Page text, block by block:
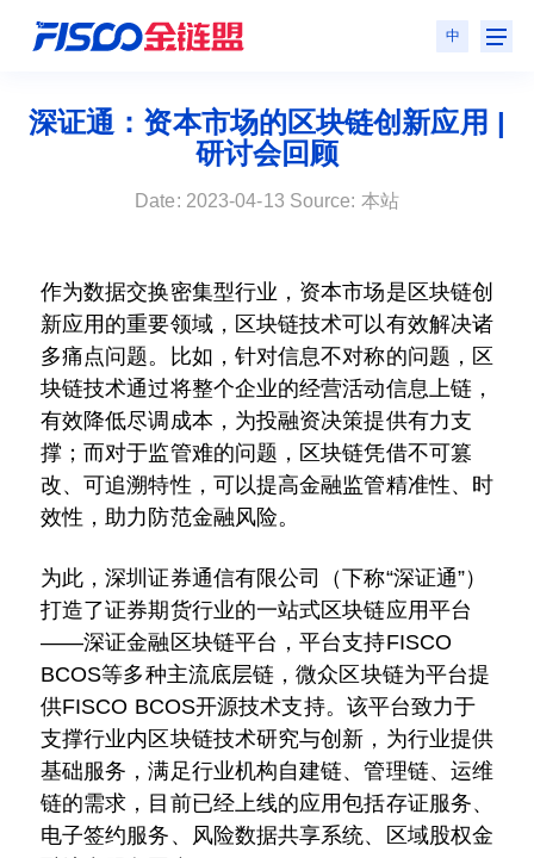
中
深证通：资本市场的区块链创新应用 |
研讨会回顾
Date: 2023-04-13 Source: 本站
作为数据交换密集型行业，资本市场是区块链创
新应用的重要领域，区块链技术可以有效解决诸
多痛点问题。
比如，针对信息不对称的问题，区
块链技术通过将整个企业的经营活动信息上链，
有效降低尽调成本，为投融资决策提供有力支
撑；而对于监管难的问题，区块链凭借不可篡
改、可追溯特性，可以提高金融监管精准性、时
效性，助力防范金融风险。
为此，深圳证券通信有限公司（下称“深证通”）
打造了证券期货行业的一站式区块链应用平台
——深证金融区块链平台，平台支持FISCO
BCOS等多种主流底层链，微众区块链为平台提
供FISCO BCOS开源技术支持。该平台致力于
支撑行业内区块链技术研究与创新，为行业提供
基础服务，满足行业机构自建链、管理链、运维
链的需求，目前已经上线的应用包括存证服务、
电子签约服务、风险数据共享系统、区域股权金